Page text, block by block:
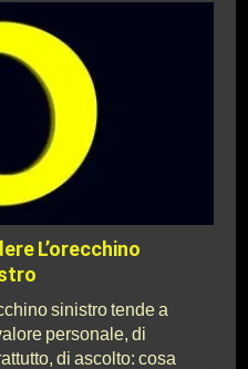
L’orecchino
sinistro tende a
personale, di
di ascolto: cosa